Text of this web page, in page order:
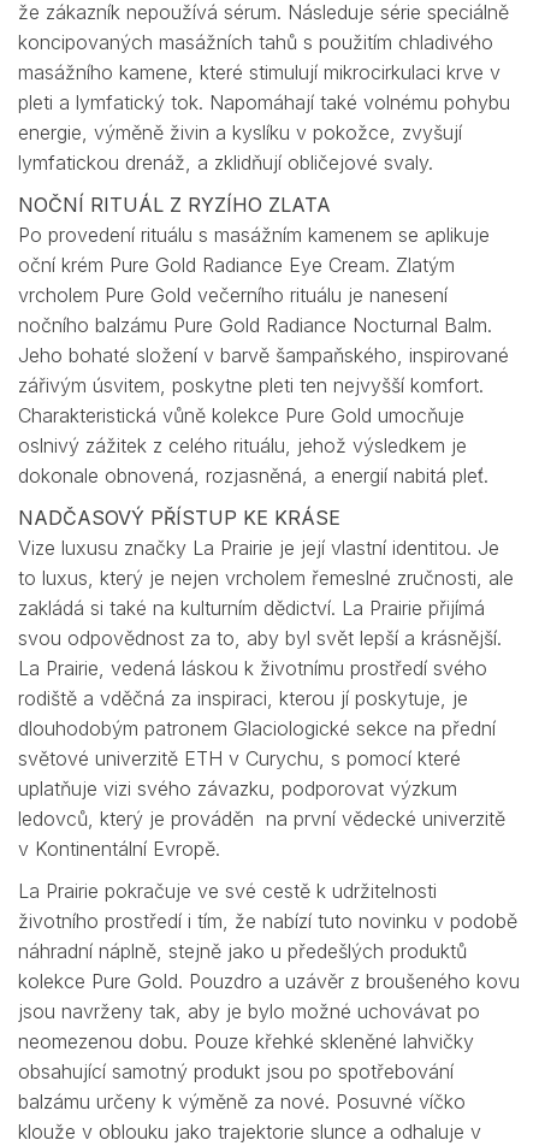
že zákazník nepoužívá sérum. Následuje série speciálně
koncipovaných masážních tahů s použitím chladivého
masážního kamene, které stimulují mikrocirkulaci krve v
pleti a lymfatický tok. Napomáhají také volnému pohybu
energie, výměně živin a kyslíku v pokožce, zvyšují
lymfatickou drenáž, a zklidňují obličejové svaly.
NOČNÍ RITUÁL Z RYZÍHO ZLATA
Po provedení rituálu s masážním kamenem se aplikuje
oční krém Pure Gold Radiance Eye Cream. Zlatým
vrcholem Pure Gold večerního rituálu je nanesení
nočního balzámu Pure Gold Radiance Nocturnal Balm.
Jeho bohaté složení v barvě šampaňského, inspirované
zářivým úsvitem, poskytne pleti ten nejvyšší komfort.
Charakteristická vůně kolekce Pure Gold umocňuje
oslnivý zážitek z celého rituálu, jehož výsledkem je
dokonale obnovená, rozjasněná, a energií nabitá pleť.
NADČASOVÝ PŘÍSTUP KE KRÁSE
Vize luxusu značky La Prairie je její vlastní identitou. Je
to luxus, který je nejen vrcholem řemeslné zručnosti, ale
zakládá si také na kulturním dědictví. La Prairie přijímá
svou odpovědnost za to, aby byl svět lepší a krásnější.
La Prairie, vedená láskou k životnímu prostředí svého
rodiště a vděčná za inspiraci, kterou jí poskytuje, je
dlouhodobým patronem Glaciologické sekce na přední
světové univerzitě ETH v Curychu, s pomocí které
uplatňuje vizi svého závazku, podporovat výzkum
ledovců, který je prováděn na první vědecké univerzitě
v Kontinentální Evropě.
La Prairie pokračuje ve své cestě k udržitelnosti
životního prostředí i tím, že nabízí tuto novinku v podobě
náhradní náplně, stejně jako u předešlých produktů
kolekce Pure Gold. Pouzdro a uzávěr z broušeného kovu
jsou navrženy tak, aby je bylo možné uchovávat po
neomezenou dobu. Pouze křehké skleněné lahvičky
obsahující samotný produkt jsou po spotřebování
balzámu určeny k výměně za nové. Posuvné víčko
klouže v oblouku jako trajektorie slunce a odhaluje v